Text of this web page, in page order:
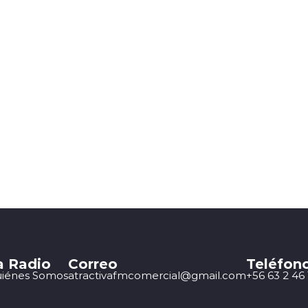
Radio
Somos
Correo
atractivafmcomercial@gmail.com+56 63 2 46